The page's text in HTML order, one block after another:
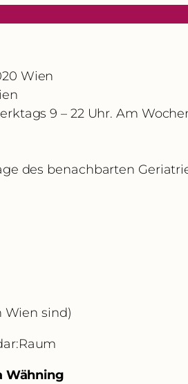
Wien
9 – 22 Uhr. Am
des benachbarten
Wien sind)
Wähning